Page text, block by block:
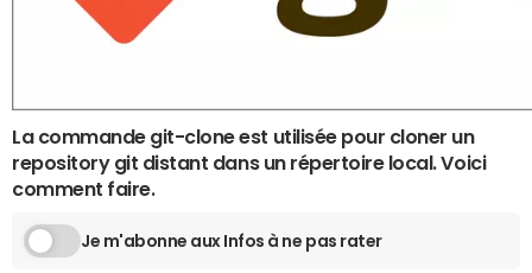
La commande git-clone est utilisée pour cloner un
repository git distant dans un répertoire local. Voici
comment faire.
Je m'abonne aux Infos à ne pas rater